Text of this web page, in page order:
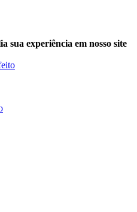
sua experiência em nosso site